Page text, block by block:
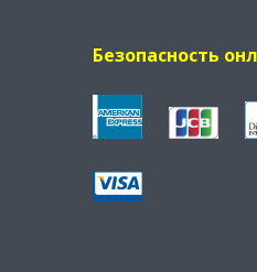
Безопасность